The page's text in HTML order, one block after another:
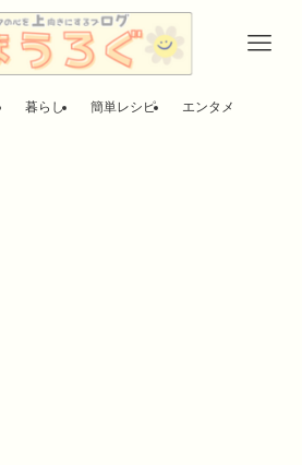
暮らし 簡単レシピ エンタメ